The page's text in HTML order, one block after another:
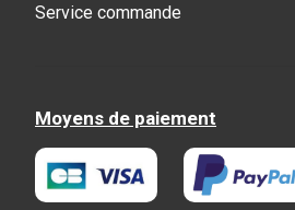
Service commande
Moyens de paiement